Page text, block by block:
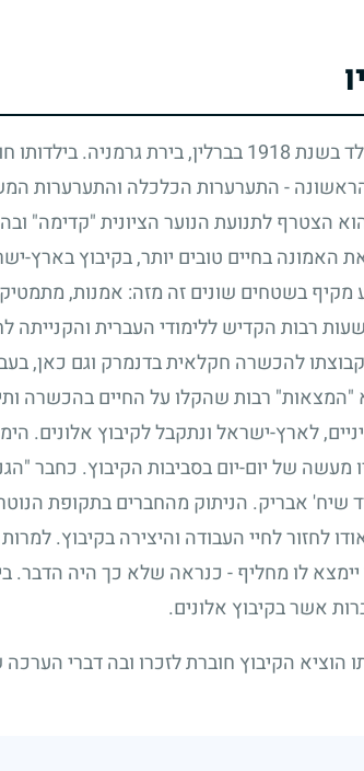
בשנת1918בברלין, בירת גרמניה.
- התערערות הכלכלה והתערערות
הצטרף לתנועת הנוער הציונית "קדימה"
האמונה בחיים טובים יותר, בקיבוץ
מקיף בשטחים שונים זה מזה: אמנות,
רבות הקדיש ללימודי העברית
להכשרה חקלאית בדנמרק וגם כאן,
רבות שהקלו על החיים בהכשרה
לארץ-ישראל ונתקבל לקיבוץ אלונים.
מעשה של יום-יום בסביבות הקיבוץ. כחבר
שיח' אבריק. הניתוק מהחברים בתקופת
לחזור לחיי העבודה והיצירה בקיבוץ.
לו מחליף - כנראה שלא כך היה הדבר.
אשר בקיבוץ אלונים.
הקיבוץ חוברת לזכרו ובה דברי הערכה